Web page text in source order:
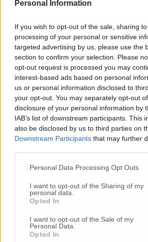
Personal Information
If you wish to opt-out of the sale, sharing
processing of your personal or sensitive
targeted advertising by us, please use the
section to confirm your selection. Please
opt-out request is processed you may
interest-based ads based on personal
us or personal information disclosed to
your opt-out. You may separately opt-out
disclosure of your personal information by
IAB’s list of downstream participants. This
also be disclosed by us to third parties on
Downstream Participants that may further
Personal Data Processing Opt Outs
I want to opt-out of the Sharing of my
personal data.
Opted In
I want to opt-out of the Sale of my
Personal Data.
Opted In
funzione di quell’evento. Una
dalle lacrime di 4 anni fa. E se
scrissi, addio Rio, addio mia
po’ riesco a consolarmi nel
Arrivederci mia Tokyo!».
© RIPRODUZIONE RISERVATA
Vai alla home
Commenti
Nessun commento presente